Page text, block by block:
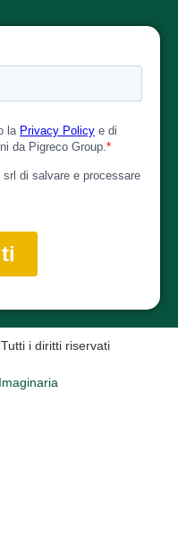
i diritti riservati
Imaginaria